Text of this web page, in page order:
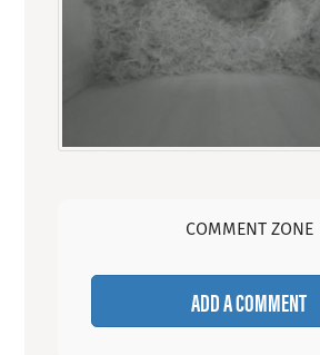
COMMENT ZONE
ADD A COMMENT